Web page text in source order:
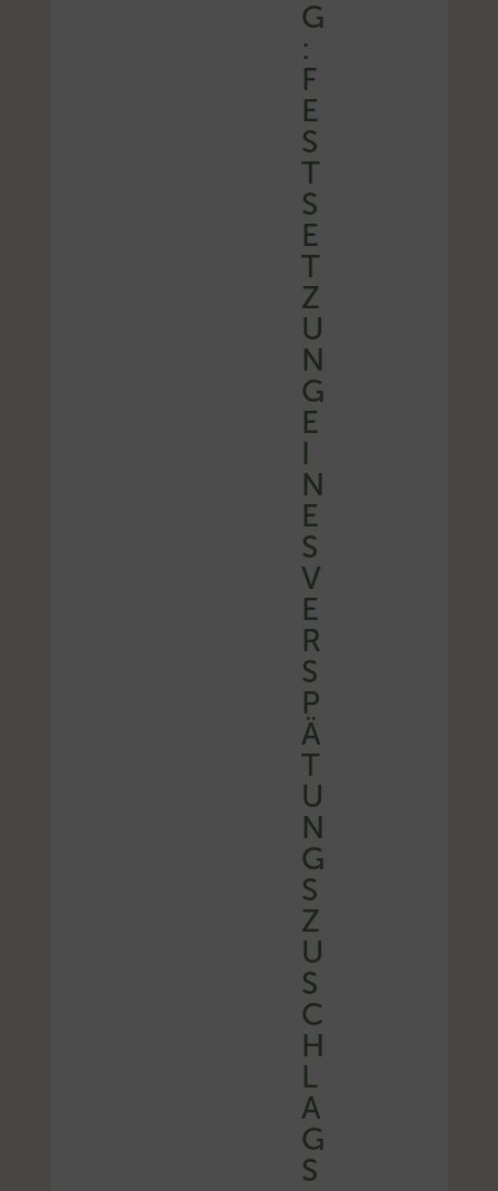
G
:
F
E
S
T
S
E
T
Z
U
N
G
E
I
N
E
S
V
E
R
S
P
Ä
T
U
N
G
S
Z
U
S
C
H
L
A
G
S